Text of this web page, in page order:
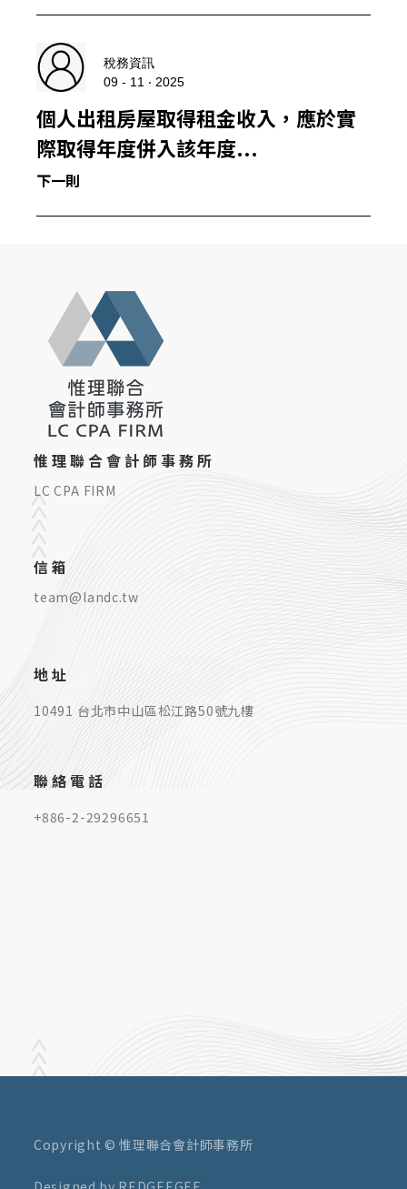
稅務資訊
09 - 11 ‧ 2025
個人出租房屋取得租金收入，應於實
際取得年度併入該年度...
下一則
惟理聯合會計師事務所
LC CPA FIRM
信箱
team@landc.tw
地址
10491 台北市中山區松江路50號九樓
聯絡電話
+886-2-29296651
Copyright © 惟理聯合會計師事務所